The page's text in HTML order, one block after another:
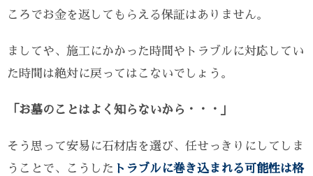
ころでお金を返してもらえる保証はありません。
ましてや、施工にかかった時間やトラブルに対応してい
た時間は絶対に戻ってはこないでしょう。
「お墓のことはよく知らないから・・・」
そう思って安易に石材店を選び、任せっきりにしてしま
うことで、こうした トラブルに巻き込まれる可能性は格